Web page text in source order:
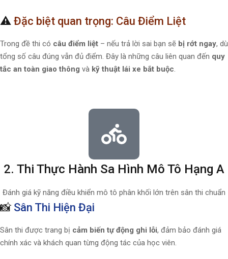
⚠️ Đặc biệt quan trọng: Câu Điểm Liệt
Trong đề thi có câu điểm liệt – nếu trả lời sai bạn sẽ bị rớt ngay, dù
tổng số câu đúng vẫn đủ điểm. Đây là những câu liên quan đến quy
tắc an toàn giao thông và kỹ thuật lái xe bắt buộc.
2. Thi Thực Hành Sa Hình Mô Tô Hạng A
Đánh giá kỹ năng điều khiển mô tô phân khối lớn trên sân thi chuẩn
📸 Sân Thi Hiện Đại
Sân thi được trang bị cảm biến tự động ghi lỗi, đảm bảo đánh giá
chính xác và khách quan từng động tác của học viên.